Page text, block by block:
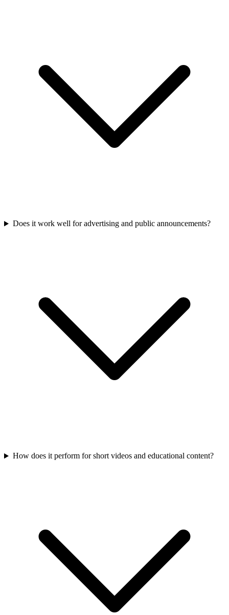
Does it work well for advertising and public announcements?
How does it perform for short videos and educational content?